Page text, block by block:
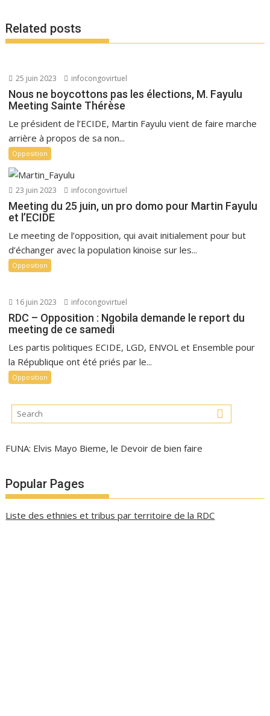
Related posts
25 juin 2023 infocongovirtuel
Nous ne boycottons pas les élections, M. Fayulu
Meeting Sainte Thérèse
Le président de l’ECIDE, Martin Fayulu vient de faire marche
arrière à propos de sa non...
Opposition
23 juin 2023 infocongovirtuel
Meeting du 25 juin, un pro domo pour Martin Fayulu
et l’ECIDE
Le meeting de l’opposition, qui avait initialement pour but
d’échanger avec la population kinoise sur les...
Opposition
16 juin 2023 infocongovirtuel
RDC – Opposition : Ngobila demande le report du
meeting de ce samedi
Les partis politiques ECIDE, LGD, ENVOL et Ensemble pour
la République ont été priés par le...
Opposition
FUNA: Elvis Mayo Bieme, le Devoir de bien faire
Popular Pages
Liste des ethnies et tribus par territoire de la RDC